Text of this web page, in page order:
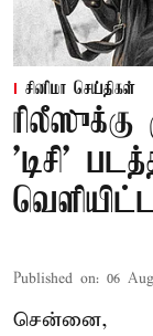
சினிமா செய்திகள்
'டிசி'
Published on: 06
சென்னை,